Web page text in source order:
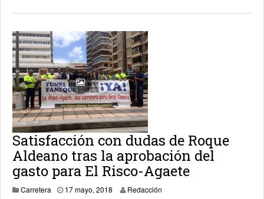
Satisfacción con dudas de Roque
Aldeano tras la aprobación del
gasto para El Risco-Agaete
Carretera 17 mayo, 2018 17 mayo, 2018
Redacción